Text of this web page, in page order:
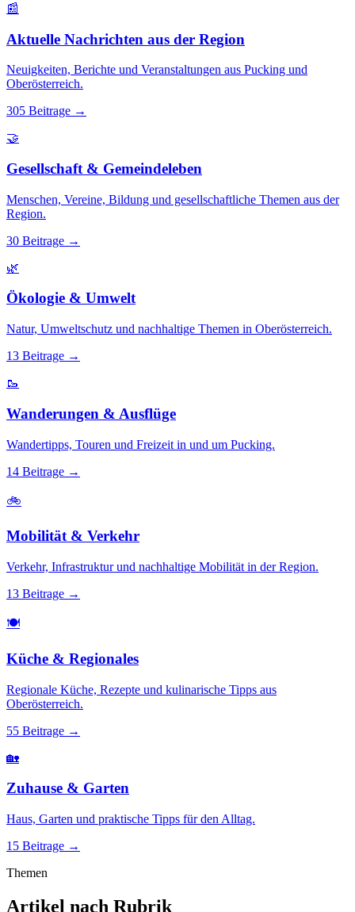
📰
Aktuelle Nachrichten aus der Region
Neuigkeiten, Berichte und Veranstaltungen aus Pucking und
Oberösterreich.
305 Beitrage →
🤝
Gesellschaft & Gemeindeleben
Menschen, Vereine, Bildung und gesellschaftliche Themen aus der
Region.
30 Beitrage →
🌿
Ökologie & Umwelt
Natur, Umweltschutz und nachhaltige Themen in Oberösterreich.
13 Beitrage →
🥾
Wanderungen & Ausflüge
Wandertipps, Touren und Freizeit in und um Pucking.
14 Beitrage →
🚲
Mobilität & Verkehr
Verkehr, Infrastruktur und nachhaltige Mobilität in der Region.
13 Beitrage →
🍽️
Küche & Regionales
Regionale Küche, Rezepte und kulinarische Tipps aus
Oberösterreich.
55 Beitrage →
🏡
Zuhause & Garten
Haus, Garten und praktische Tipps für den Alltag.
15 Beitrage →
Themen
Artikel nach Rubrik